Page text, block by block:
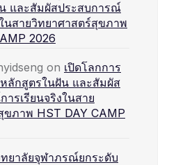
และสัมผัสประสบการณ์
นสายวิทยาศาสตร์สุขภาพ
2026
on เปิดโลกการ
ลักสูตรในฝัน และสัมผัส
รเรียนจริงในสาย
ขภาพ HST DAY CAMP
ยาลัยจุฬาภรณ์ยกระดับ